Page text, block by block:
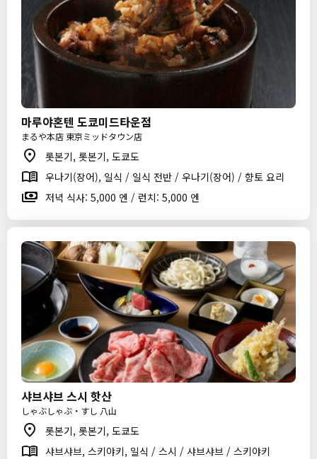
마루야혼텐 도쿄미드타운점
まるや本店 東京ミッドタウン店
롯본기, 롯본기, 도쿄도
우나기(장어), 일식 / 일식 전반 / 우나기(장어) / 향토 요리
저녁 식사: 5,000 엔 / 런치: 5,000 엔
샤브샤브 스시 핫산
しゃぶしゃぶ・すし 八山
롯본기, 롯본기, 도쿄도
샤브샤브, 스키야키, 일식 / 스시 / 샤브샤브 / 스키야키